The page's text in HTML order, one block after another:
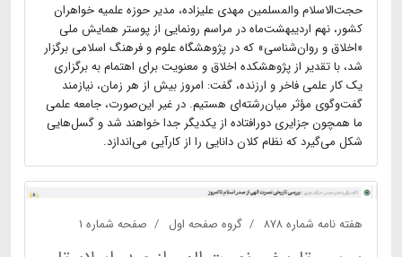
حجت‌الاسلام والمسلمین مهدی علیزاده، مدیر حوزه علمیه خواهران
کشور، نهم اردیبهشت‌ماه در مراسم رونمایی از پوستر همایش ملی
«اخلاق و روان‌شناسی» که در پژوهشگاه علوم و فرهنگ اسلامی برگزار
شد، با تقدیر از پژوهشکده اخلاق و معنویت برای اهتمام به برگزاری
یک کار علمی فاخر و ارزنده، گفت: امروز بیش از هر زمان، نیازمند
گفت‌وگوی مؤثر میان‌رشته‌ای هستیم. در غیر این‌صورت، جامعه علمی
ما همچون جزایری دورافتاده از یکدیگر جدا خواهند شد و گسل‌هایی
شکل می‌گیرد که نظام کلان دانایی را از کارآیی می‌اندازد.
هفته نامه شماره ۸۷۸ گروه صفحه اول صفحه شماره ۱